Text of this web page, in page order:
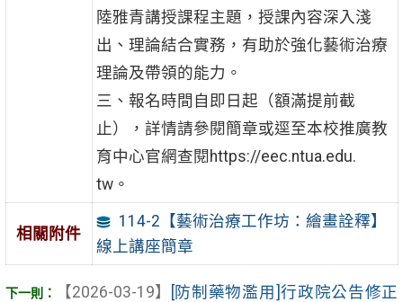
陸雅青講授課程主題，授課內容深入淺
出、理論結合實務，有助於強化藝術治療
理論及帶領的能力。
三、報名時間自即日起（額滿提前截
止），詳情請參閱簡章或逕至本校推廣教
育中心官網查閱https://eec.ntua.edu.
tw。
相關附件
114-2【藝術治療工作坊：繪畫詮釋】
線上講座簡章
【2026-03-19】
[防制藥物濫用]行政院公告修正